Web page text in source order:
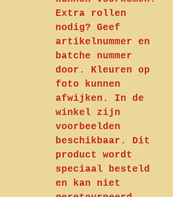
Extra rollen
nodig? Geef
artikelnummer en
batche nummer
door. Kleuren op
foto kunnen
afwijken. In de
winkel zijn
voorbeelden
beschikbaar. Dit
product wordt
speciaal besteld
en kan niet